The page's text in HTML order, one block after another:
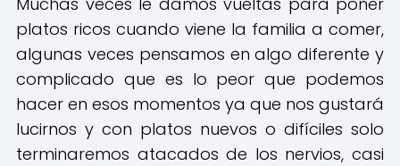
platos ricos cuando viene la familia a comer,
algunas veces pensamos en algo diferente y
complicado que es lo peor que podemos
hacer en esos momentos ya que nos gustará
lucirnos y con platos nuevos o difíciles solo
terminaremos atacados de los nervios, casi